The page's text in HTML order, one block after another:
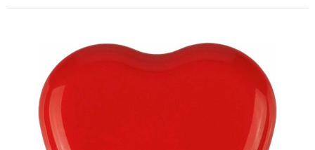
Minimale afname: 1